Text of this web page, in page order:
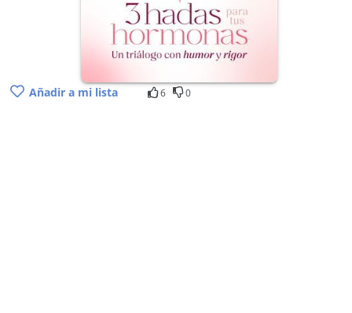
Añadir a mi lista 6 0